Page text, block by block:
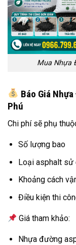
Mua Nhựa
Báo Giá
Phú
Chi phí sẽ phụ
Số lượng bao
Loại asphalt sử
Khoảng cách
Điều kiện thi
Giá tham khảo:
Nhựa đường